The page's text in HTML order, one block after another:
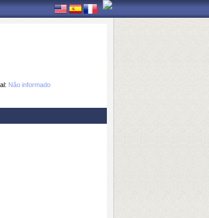
Não informado